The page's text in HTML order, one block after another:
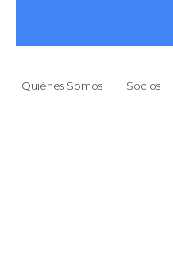
Quiénes Somos Socios